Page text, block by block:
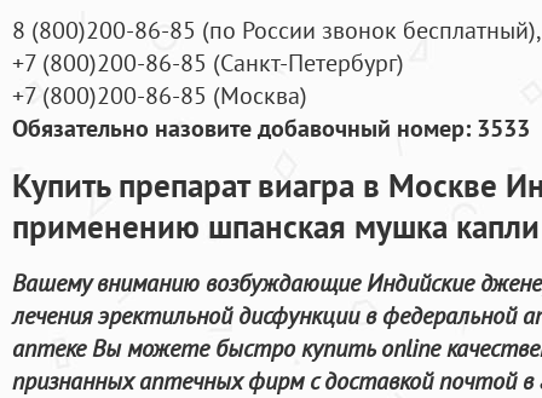
8 (800)200-86-85 (по России звонок бесплатный),
+7 (800)200-86-85 (Санкт-Петербург)
+7 (800)200-86-85 (Москва)
Обязательно назовите добавочный номер: 3533
Купить препарат виагра в Москве
применению шпанская мушка капли
Вашему вниманию возбуждающие Индийские
лечения эректильной дисфункции в федеральной
аптеке Вы можете быстро купить online
признанных аптечных фирм с доставкой почтой в